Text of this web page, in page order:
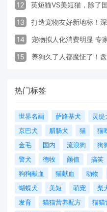
12 英短猫VS美短猫，除了
13 打造宠物友好新地标！
14 宠物拟人化消费明显 专
15 养狗久了人都魔怔了！
热门标签
世界名画 萨路基犬 灵缇
京巴犬
腊肠犬 猫 猫
金毛
国内 流浪狗 狗
警犬
德牧 颜值 搞笑
狗狗献血
猫献血 动物
蝴蝶犬
美短 萌宠 柴
发育
猫猫营养配方 猫猫